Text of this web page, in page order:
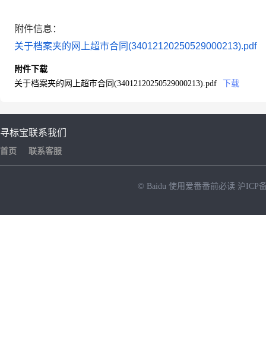
附件信息：
关于档案夹的网上超市合同(34012120250529000213).pdf
附件下载
关于档案夹的网上超市合同(34012120250529000213).pdf
下载
寻标宝
首页
联系我们
联系客服
© Baidu 使用爱番番前必读 沪ICP